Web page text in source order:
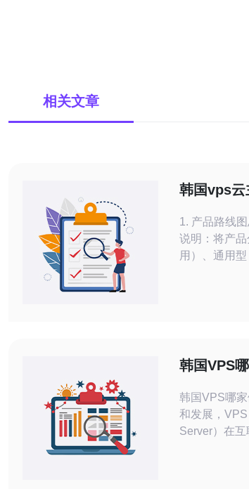
相关文章
韩国vps云
1. 产品路线
说明：将产
用）、通用
韩国VPS
韩国VPS哪家便宜 随着互
和发展，
Server）在